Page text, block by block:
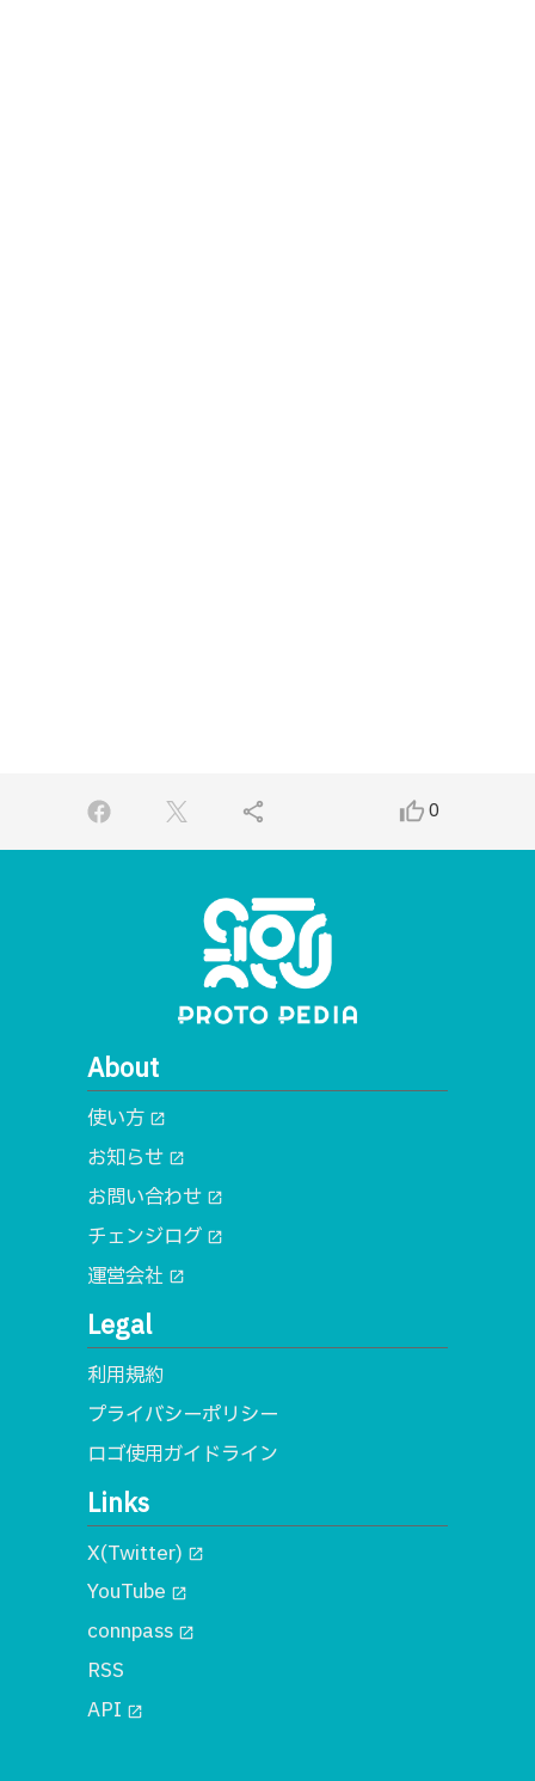
share thumb_up_alt0
About
使い方 open_in_new
お知らせ open_in_new
お問い合わせ open_in_new
チェンジログ open_in_new
運営会社 open_in_new
Legal
利用規約
プライバシーポリシー
ロゴ使用ガイドライン
Links
X(Twitter) open_in_new
YouTube open_in_new
connpass open_in_new
RSS
API open_in_new